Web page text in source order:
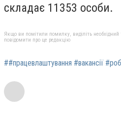
складає 11353 особи.
Якщо ви помітили помилку, виділіть необхідний
повідомити про це редакцію
##працевлаштування #вакансії